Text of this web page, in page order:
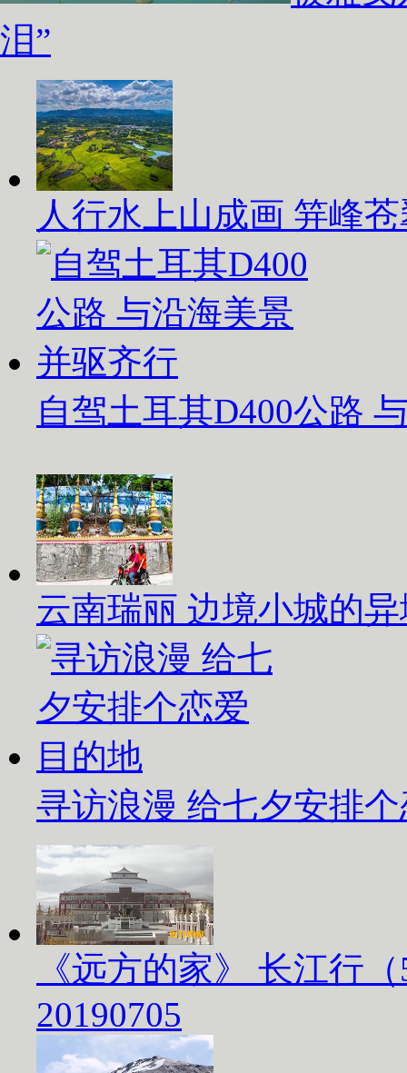
泪”
人行水上山成画 笄峰
自驾土耳其D400公路
云南瑞丽 边境小城的
寻访浪漫 给七夕安排
《远方的家》 长江行
20190705